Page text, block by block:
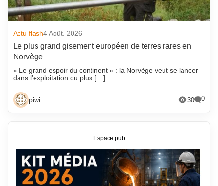
Actu flash4 Août. 2026
Le plus grand gisement européen de terres rares en
Norvège
« Le grand espoir du continent » : la Norvège veut se lancer
dans l’exploitation du plus […]
piwi 30 0
Espace pub